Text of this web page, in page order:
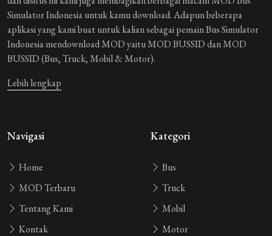
Simulator Indonesia untuk kamu download. Adapun beberapa
aplikasi yang kami buat untuk kalian sebagai pemain Bus Simulator
Indonesia mendownload MOD yaitu MOD BUSSID dan MOD
BUSSID (Bus, Truck, Mobil & Motor).
Lebih lengkap
Navigasi
Home
MOD Terbaru
Tentang Kami
Kontak
Kategori
Bus
Truck
Mobil
Motor